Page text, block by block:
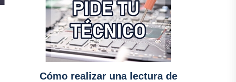
Cómo realizar una lectura de